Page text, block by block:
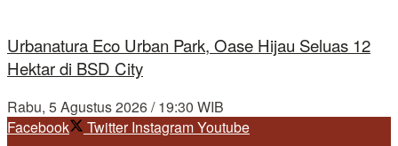
Urbanatura Eco Urban Park, Oase Hijau Seluas 12
Hektar di BSD City
Rabu, 5 Agustus 2026 / 19:30 WIB
Facebook
Twitter InstagramYoutube